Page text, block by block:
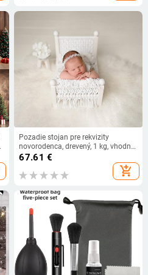
Pozadie stojan pre rekvizity
novorodenca, drevený, 1 kg, vhodný
pre kostýmové fotenie
67.61 €
add_shopping_cart